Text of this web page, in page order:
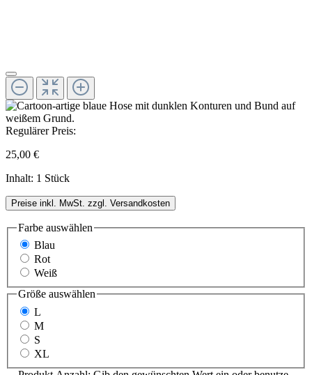
Regulärer Preis:
25,00 €
Inhalt: 1 Stück
Preise inkl. MwSt. zzgl. Versandkosten
Farbe auswählen
Blau
Rot
Weiß
Größe auswählen
L
M
S
XL